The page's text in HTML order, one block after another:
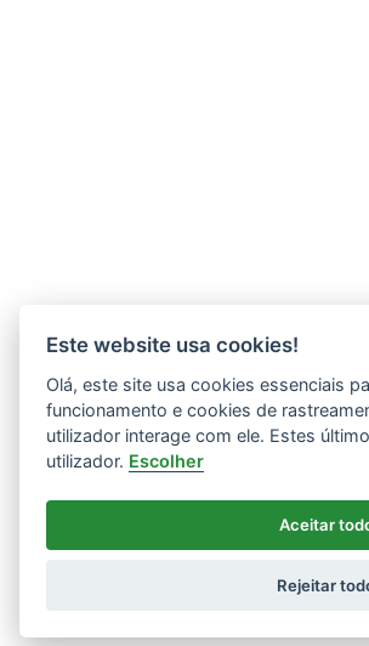
Este website usa cookies!
Olá, este site usa cookies essenciais
funcionamento e cookies de
utilizador interage com ele. Estes
utilizador. Escolher
Aceitar
Rejeitar